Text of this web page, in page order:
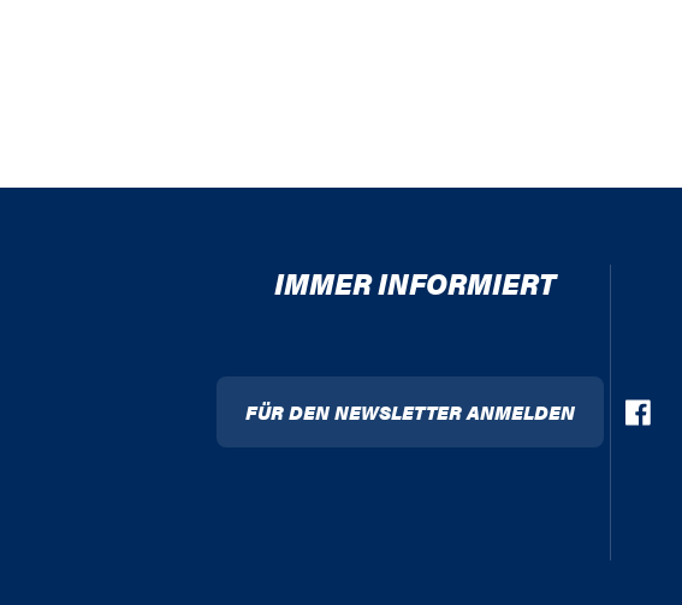
IMMER INFORMIERT
FÜR DEN NEWSLETTER ANMELDEN